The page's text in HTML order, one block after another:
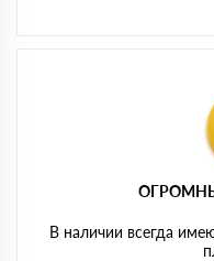
В наличии всегда